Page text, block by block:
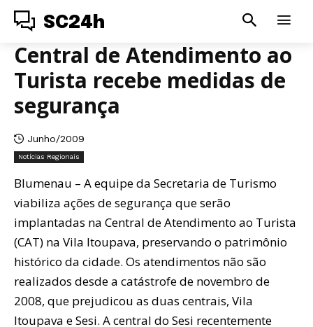
SC24h
Central de Atendimento ao
Turista recebe medidas de
segurança
Junho/2009
Notícias Regionais
Blumenau – A equipe da Secretaria de Turismo
viabiliza ações de segurança que serão
implantadas na Central de Atendimento ao Turista
(CAT) na Vila Itoupava, preservando o patrimônio
histórico da cidade. Os atendimentos não são
realizados desde a catástrofe de novembro de
2008, que prejudicou as duas centrais, Vila
Itoupava e Sesi. A central do Sesi recentemente